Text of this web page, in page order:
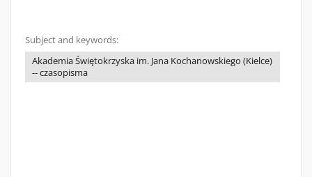
Subject and keywords:
Akademia Świętokrzyska im. Jana Kochanowskiego (Kielce)
-- czasopisma